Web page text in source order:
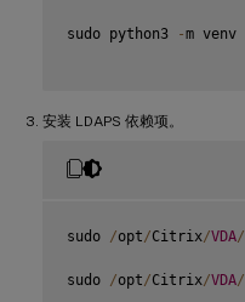
sudo python3 -m venv
安装 LDAPS 依赖项。
sudo /opt/Citrix/VDA/
sudo /opt/Citrix/VDA/